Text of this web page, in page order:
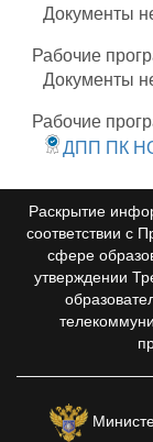
Документы
Рабочие
Документы
Рабочие
ДПП ПК
Раскрытие
соответствии с
сфере
утверждении